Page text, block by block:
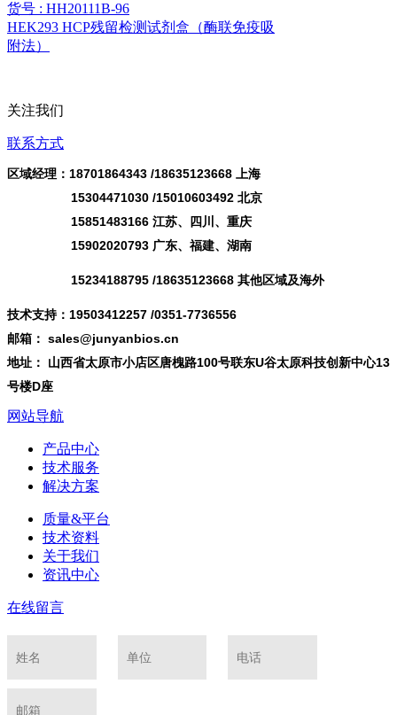
货号 : HH20111B-96
HEK293 HCP残留检测试剂盒（酶联免疫吸
附法）
关注我们
联系方式
区域经理：18701864343 /18635123668 上海
15304471030 /15010603492 北京
15851483166 江苏、四川、重庆
15902020793 广东、福建、湖南
15234188795 /18635123668 其他区域及海外
技术支持：19503412257 /0351-7736556
邮箱： sales@junyanbios.cn
地址： 山西省太原市小店区唐槐路100号联东U谷太原科技创新中心13
号楼D座
网站导航
产品中心
技术服务
解决方案
质量&平台
技术资料
关于我们
资讯中心
在线留言